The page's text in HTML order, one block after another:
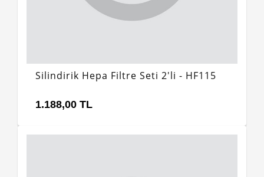
Silindirik Hepa Filtre Seti 2'li - HF115
1.188,00 TL